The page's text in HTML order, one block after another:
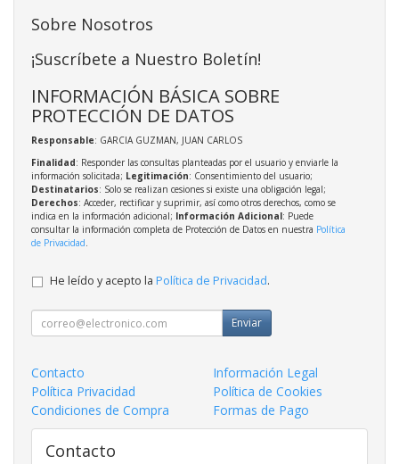
Sobre Nosotros
¡Suscríbete a Nuestro Boletín!
INFORMACIÓN BÁSICA SOBRE
PROTECCIÓN DE DATOS
Responsable: GARCIA GUZMAN, JUAN CARLOS
Finalidad: Responder las consultas planteadas por el usuario y enviarle la
información solicitada; Legitimación: Consentimiento del usuario;
Destinatarios: Solo se realizan cesiones si existe una obligación legal;
Derechos: Acceder, rectificar y suprimir, así como otros derechos, como se
indica en la información adicional; Información Adicional: Puede
consultar la información completa de Protección de Datos en nuestra Política
de Privacidad.
He leído y acepto la Política de Privacidad.
Enviar
Contacto
Información Legal
Política Privacidad
Política de Cookies
Condiciones de Compra
Formas de Pago
Contacto